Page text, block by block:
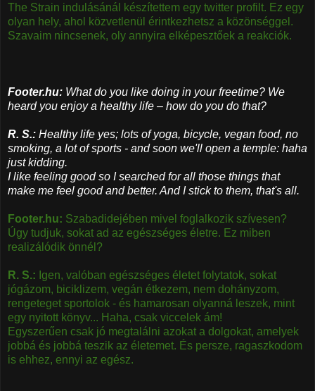
The Strain indulásánál készítettem egy twitter profilt. Ez egy
olyan hely, ahol közvetlenül érintkezhetsz a közönséggel.
Szavaim nincsenek, oly annyira elképesztőek a reakciók.
Footer.hu: What do you like doing in your freetime? We
heard you enjoy a healthy life – how do you do that?
​R. S.: Healthy life yes; lots of yoga, bicycle, vegan food, no
smoking, a lot of sports - and soon we'll open a temple: haha
just kidding.
I like feeling good so I searched for all those things that
make me feel good and better. And I stick to them, that's all.
Footer.hu: Szabadidejében mivel foglalkozik szívesen?
Úgy tudjuk, sokat ad az egészséges életre. Ez miben
realizálódik önnél?
R. S.: Igen, valóban egészséges életet folytatok, sokat
jógázom, biciklizem, vegán étkezem, nem dohányzom,
rengeteget sportolok - és hamarosan olyanná leszek, mint
egy nyitott könyv... Haha, csak viccelek ám!
Egyszerűen csak jó megtalálni azokat a dolgokat, amelyek
jobbá és jobbá teszik az életemet. És persze, ragaszkodom
is ehhez, ennyi az egész.